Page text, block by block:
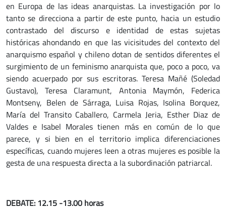
en Europa de las ideas anarquistas. La investigación por lo
tanto se direcciona a partir de este punto, hacia un estudio
contrastado del discurso e identidad de estas sujetas
históricas ahondando en que las vicisitudes del contexto del
anarquismo español y chileno dotan de sentidos diferentes el
surgimiento de un feminismo anarquista que, poco a poco, va
siendo acuerpado por sus escritoras. Teresa Mañé (Soledad
Gustavo), Teresa Claramunt, Antonia Maymón, Federica
Montseny, Belen de Sárraga, Luisa Rojas, Isolina Borquez,
María del Transito Caballero, Carmela Jeria, Esther Diaz de
Valdes e Isabel Morales tienen más en común de lo que
parece, y si bien en el territorio implica diferenciaciones
específicas, cuando mujeres leen a otras mujeres es posible la
gesta de una respuesta directa a la subordinación patriarcal.
DEBATE: 12.15 -13.00 horas